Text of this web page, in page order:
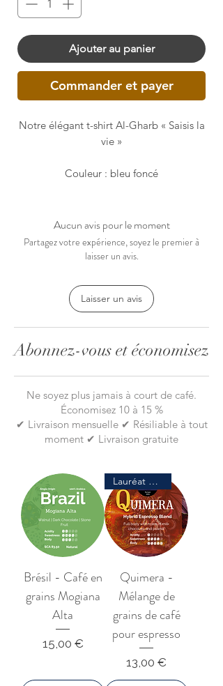
Ajouter au panier
Commander et payer
Notre élégant t-shirt Al-Gharb « Saisis la
vie »
Couleur : bleu foncé
100 % coton biologique peigné à fil
annulaire
Aucun avis pour le moment
Partagez votre expérience, soyez le premier à
laisser un avis.
Laisser un avis
Abonnez-vous et économisez
Ne soyez plus jamais à court de café.
Économisez 10 à 15 %
✔ Livraison mensuelle ✔ Résiliable à tout
moment ✔ Livraison gratuite
Brésil - Café en
grains Mogiana
Alta
Prix
15,00 €
Lauréat de prix
Quimera -
Mélange de
grains de café
pour espresso
Prix
13,00 €